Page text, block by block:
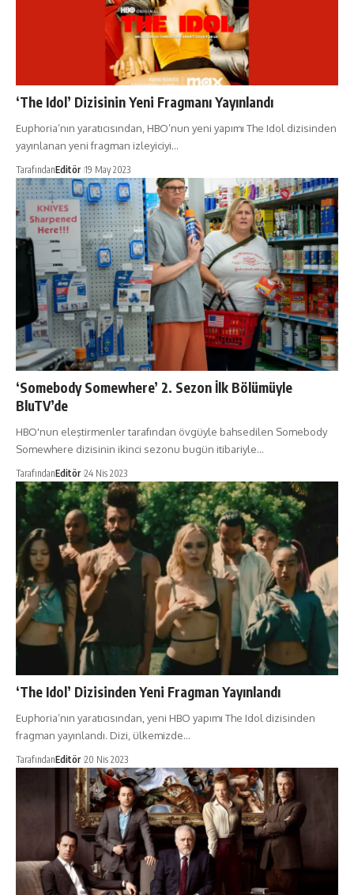
‘The Idol’ Dizisinin Yeni Fragmanı Yayınlandı
Euphoria’nın yaratıcısından, HBO’nun yeni yapımı The Idol dizisinden
yayınlanan yeni fragman izleyiciyi…
TarafındanEditör 19 May 2023
‘Somebody Somewhere’ 2. Sezon İlk Bölümüyle
BluTV’de
HBO'nun eleştirmenler tarafından övgüyle bahsedilen Somebody
Somewhere dizisinin ikinci sezonu bugün itibariyle…
TarafındanEditör 24 Nis 2023
‘The Idol’ Dizisinden Yeni Fragman Yayınlandı
Euphoria’nın yaratıcısından, yeni HBO yapımı The Idol dizisinden
fragman yayınlandı. Dizi, ülkemizde…
TarafındanEditör 20 Nis 2023